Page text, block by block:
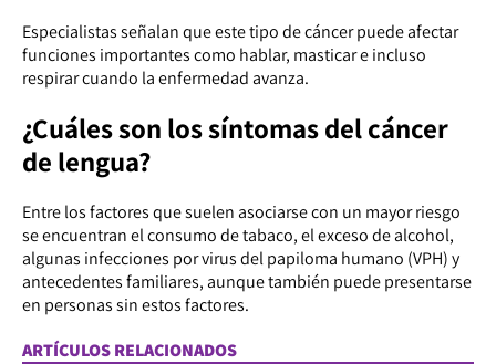
Especialistas señalan que este tipo de cáncer puede afectar
funciones importantes como hablar, masticar e incluso
respirar cuando la enfermedad avanza.
¿Cuáles son los síntomas del cáncer
de lengua?
Entre los factores que suelen asociarse con un mayor riesgo
se encuentran el consumo de tabaco, el exceso de alcohol,
algunas infecciones por virus del papiloma humano (VPH) y
antecedentes familiares, aunque también puede presentarse
en personas sin estos factores.
ARTÍCULOS RELACIONADOS